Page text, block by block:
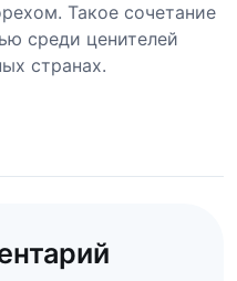
Такое сочетание
среди ценителей
странах.